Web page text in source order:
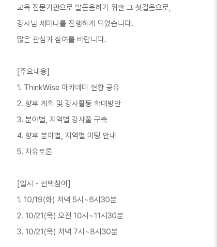
교육 전문기관으로 발돋움하기 위한 그 첫걸음으로,
강사님 세미나를 진행하게 되었습니다.
많은 관심과 참여를 바랍니다.
[주요내용]
1. ThinkWise 아카데미 현황 공유
2. 향후 계획 및 강사활동 확대방안
3. 분야별, 지역별 강사풀 구축
4. 향후 분야별, 지역별 미팅 안내
5. 자유토론
[일시 - 선택참여]
1. 10/19(화) 저녁 5시~6시30분
2. 10/21(목) 오전 10시~11시30분
3. 10/21(목) 저녁 7시~8시30분